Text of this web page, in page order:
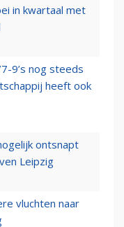
in kwartaal met
9’s nog steeds
heeft ook
ontsnapt
Leipzig
vluchten naar